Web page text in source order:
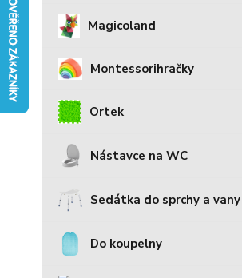
Magicoland
Montessorihračky
Ortek
Nástavce na WC
Sedátka do sprchy a vany
Do koupelny